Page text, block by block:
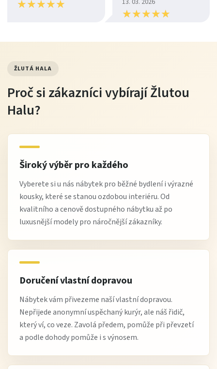
★★★★★
★★★★★ 13. 03. 2026
★★★★★
★★★★★
ŽLUTÁ HALA
Proč si zákazníci vybírají Žlutou
Halu?
Široký výběr pro každého
Vyberete si u nás nábytek pro běžné bydlení i výrazné
kousky, které se stanou ozdobou interiéru. Od
kvalitního a cenově dostupného nábytku až po
luxusnější modely pro náročnější zákazníky.
Doručení vlastní dopravou
Nábytek vám přivezeme naší vlastní dopravou.
Nepřijede anonymní uspěchaný kurýr, ale náš řidič,
který ví, co veze. Zavolá předem, pomůže při převzetí
a podle dohody pomůže i s výnosem.